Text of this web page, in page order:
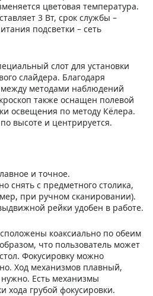
цветовая температура.
3 Вт, срок службы –
подсветки – сеть
слот для установки
слайдера. Благодаря
методами наблюдений
также оснащен полевой
освещения по методу Кёлера.
высоте и центрируется.
и точное.
снять с предметного столика,
при ручном сканировании).
рейки удобен в работе.
коаксиально по обеим
что пользователь может
Фокусировку можно
Ход механизмов плавный,
Есть механизмы
хода грубой фокусировки.